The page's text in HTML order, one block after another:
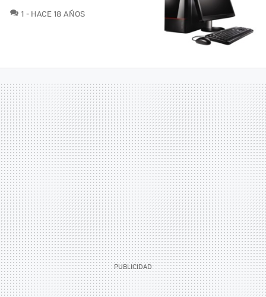
1 COMENTARIOS
HACE 18 AÑOS